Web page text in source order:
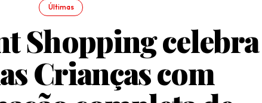
Últimas
Shopping celebra
Crianças com